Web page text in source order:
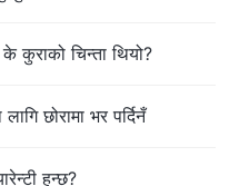
कुराको चिन्ता थियो?
छोरामा भर पर्दिनँ
हुन्छ?